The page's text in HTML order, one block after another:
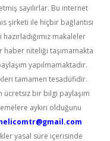
sayılırlar. Bu internet
şirketi ile hiçbir bağlantısı
makaleler
haber niteliği taşımamakta
yapılmamaktadır.
tamamen tesadüfidir.
ücretsiz bir bilgi paylaşım
aykırı olduğunu
yasal süre içerisinde